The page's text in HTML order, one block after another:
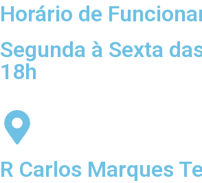
Horário de
Segunda à Sexta
18h
R Carlos Marques